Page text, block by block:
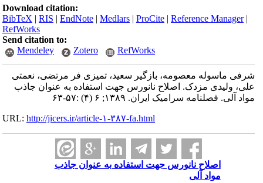
Download citation:
BibTeX |RIS |EndNote |Medlars |ProCite |Reference Manager
RefWorks
Send citation to:
Mendeley
Zotero RefWorks
شرفی ماسوله معصومه، بازگیر سعید، تمیزی فر مرتضی، نعمتی
علی، ولیدی مزدک. اصلاح نانورس جهت استفاده به عنوان جاذب
مواد آلی. فصلنامه سرامیک ایران. ۱۳۸۹; ۶ (۴) :۵۷-۶۳
URL:http://jicers.ir/article-۱-۳۸۷-fa.html
اصلاح نانورس جهت استفاده به عنوان جاذب
مواد آلی